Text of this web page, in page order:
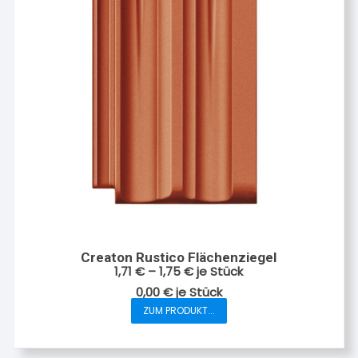
Creaton Rustico Flächenziegel
1,71€–1,75€je Stück
0,00€jeStück
ZUM PRODUKT...
Dieses